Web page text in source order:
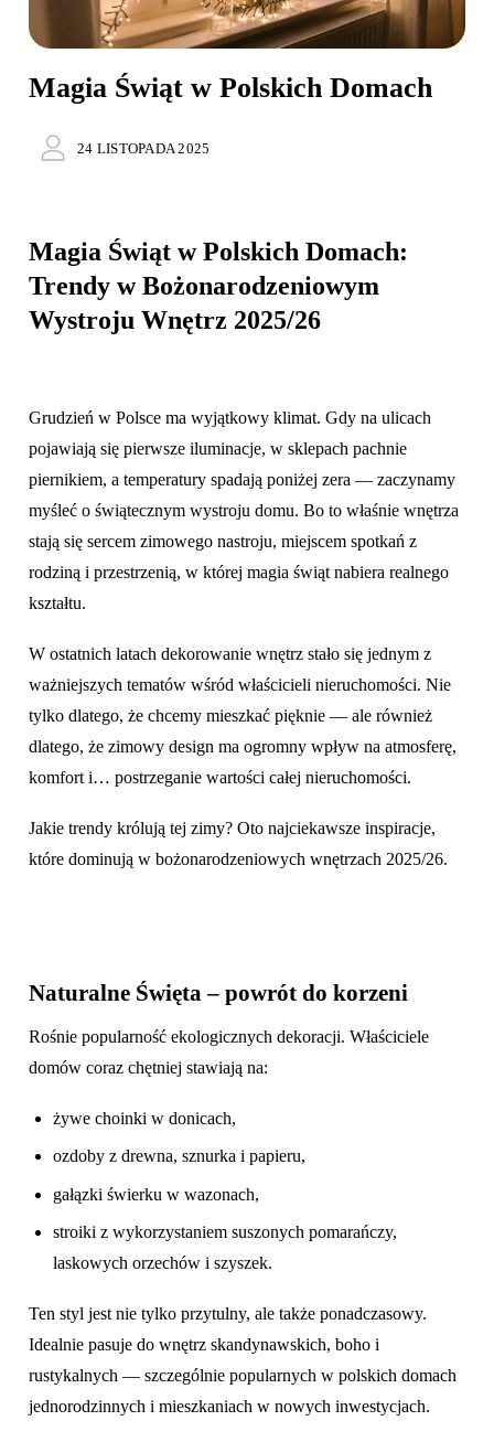
Magia Świąt w Polskich Domach
24 LISTOPADA 2025
Magia Świąt w Polskich Domach:
Trendy w Bożonarodzeniowym
Wystroju Wnętrz 2025/26
Grudzień w Polsce ma wyjątkowy klimat. Gdy na ulicach
pojawiają się pierwsze iluminacje, w sklepach pachnie
piernikiem, a temperatury spadają poniżej zera — zaczynamy
myśleć o świątecznym wystroju domu. Bo to właśnie wnętrza
stają się sercem zimowego nastroju, miejscem spotkań z
rodziną i przestrzenią, w której magia świąt nabiera realnego
kształtu.
W ostatnich latach dekorowanie wnętrz stało się jednym z
ważniejszych tematów wśród właścicieli nieruchomości. Nie
tylko dlatego, że chcemy mieszkać pięknie — ale również
dlatego, że zimowy design ma ogromny wpływ na atmosferę,
komfort i… postrzeganie wartości całej nieruchomości.
Jakie trendy królują tej zimy? Oto najciekawsze inspiracje,
które dominują w bożonarodzeniowych wnętrzach 2025/26.
Naturalne Święta – powrót do korzeni
Rośnie popularność ekologicznych dekoracji. Właściciele
domów coraz chętniej stawiają na:
żywe choinki w donicach,
ozdoby z drewna, sznurka i papieru,
gałązki świerku w wazonach,
stroiki z wykorzystaniem suszonych pomarańczy,
laskowych orzechów i szyszek.
Ten styl jest nie tylko przytulny, ale także ponadczasowy.
Idealnie pasuje do wnętrz skandynawskich, boho i
rustykalnych — szczególnie popularnych w polskich domach
jednorodzinnych i mieszkaniach w nowych inwestycjach.